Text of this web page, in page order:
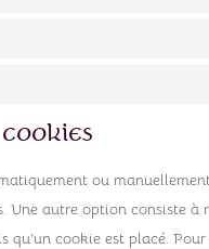
ou
Une autre option consiste à
cookie est placé.